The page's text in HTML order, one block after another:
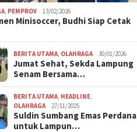
PEMPROV 13/02/2026
Minisoccer, Budhi Siap Cetak
BERITA UTAMA OLAHRAGA 30/01/2026
Jumat Sehat, Sekda Lampung
Senam Bersama…
BERITA UTAMA HEADLINE
OLAHRAGA
27/11/2025
Suldin Sumbang Emas Perdana
untuk Lampun…